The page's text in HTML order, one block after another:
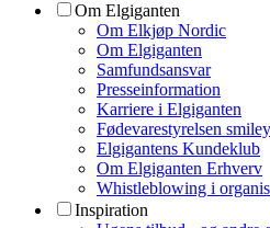
Om Elgiganten
Om Elkjøp Nordic
Om Elgiganten
Samfundsansvar
Presseinformation
Karriere i Elgiganten
Fødevarestyrelsen smiley
Elgigantens Kundeklub
Om Elgiganten Erhverv
Whistleblowing i
Inspiration